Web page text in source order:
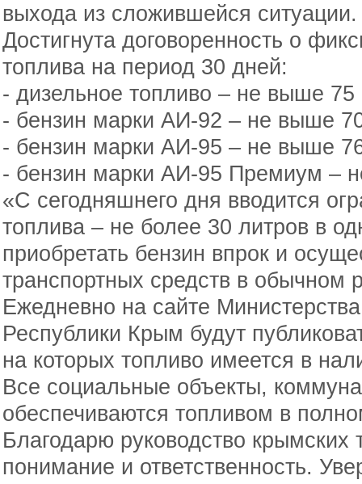
выхода из сложившейся
Достигнута договоренность о
топлива на период 30 дней:
- дизельное топливо – не выше 75
- бензин марки АИ-92 – не выше
- бензин марки АИ-95 – не выше
- бензин марки АИ-95 Премиум –
«С сегодняшнего дня вводится
топлива – не более 30 литров в
приобретать бензин впрок и
транспортных средств в обычном
Ежедневно на сайте
Республики Крым будут
на которых топливо имеется в
Все социальные объекты,
обеспечиваются топливом в
Благодарю руководство крымских
понимание и ответственность.